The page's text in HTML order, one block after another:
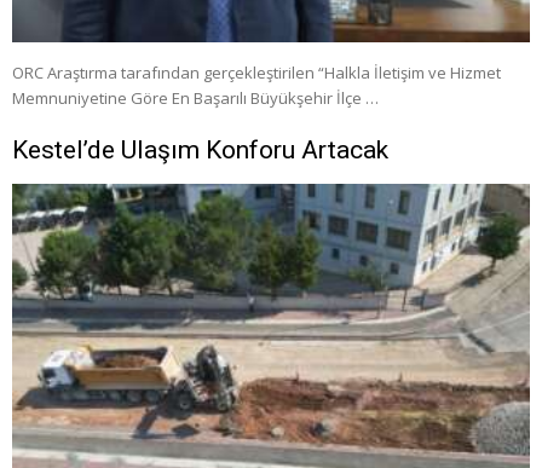
ORC Araştırma tarafından gerçekleştirilen “Halkla İletişim ve Hizmet
Memnuniyetine Göre En Başarılı Büyükşehir İlçe …
Kestel’de Ulaşım Konforu Artacak